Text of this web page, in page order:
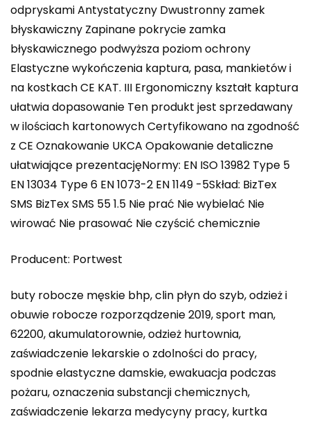
odpryskami Antystatyczny Dwustronny zamek
błyskawiczny Zapinane pokrycie zamka
błyskawicznego podwyższa poziom ochrony
Elastyczne wykończenia kaptura, pasa, mankietów i
na kostkach CE KAT. III Ergonomiczny kształt kaptura
ułatwia dopasowanie Ten produkt jest sprzedawany
w ilościach kartonowych Certyfikowano na zgodność
z CE Oznakowanie UKCA Opakowanie detaliczne
ułatwiające prezentacjęNormy: EN ISO 13982 Type 5
EN 13034 Type 6 EN 1073-2 EN 1149 -5Skład: BizTex
SMS BizTex SMS 55 1.5 Nie prać Nie wybielać Nie
wirować Nie prasować Nie czyścić chemicznie
Producent: Portwest
buty robocze męskie bhp, clin płyn do szyb, odzież i
obuwie robocze rozporządzenie 2019, sport man,
62200, akumulatorownie, odzież hurtownia,
zaświadczenie lekarskie o zdolności do pracy,
spodnie elastyczne damskie, ewakuacja podczas
pożaru, oznaczenia substancji chemicznych,
zaświadczenie lekarza medycyny pracy, kurtka